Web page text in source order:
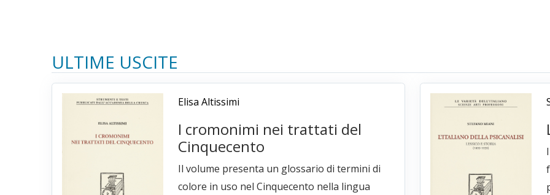
ULTIME USCITE
Elisa Altissimi
I cromonimi nei trattati del
Cinquecento
Il volume presenta un glossario di termini di
colore in uso nel Cinquecento nella lingua